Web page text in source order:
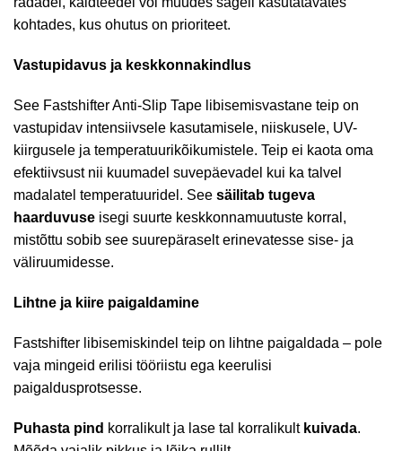
kohtades, kus ohutus on prioriteet.
Vastupidavus ja keskkonnakindlus
See Fastshifter Anti-Slip Tape libisemisvastane teip on
vastupidav intensiivsele kasutamisele, niiskusele, UV-
kiirgusele ja temperatuurikõikumistele. Teip ei kaota oma
efektiivsust nii kuumadel suvepäevadel kui ka talvel
madalatel temperatuuridel. See säilitab tugeva
haarduvuse isegi suurte keskkonnamuutuste korral,
mistõttu sobib see suurepäraselt erinevatesse sise- ja
väliruumidesse.
Lihtne ja kiire paigaldamine
Fastshifter libisemiskindel teip on lihtne paigaldada – pole
vaja mingeid erilisi tööriistu ega keerulisi
paigaldusprotsesse.
Puhasta pind korralikult ja lase tal korralikult kuivada.